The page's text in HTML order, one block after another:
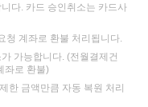
다. 카드 승인취소는 카드사
청 계좌로 환불 처리됩니다.
가능합니다. (전월결제건
좌로 환불)
한 금액만큼 자동 복원 처리